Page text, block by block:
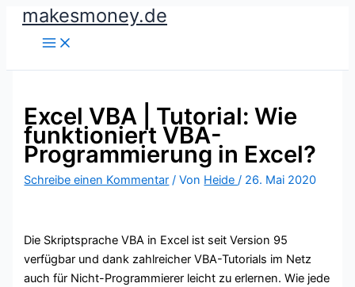
Zummakesmoney.de
Excel VBA | Tutorial: Wie
funktioniert VBA-
Programmierung in Excel?
Schreibe einen Kommentar / Von Heide/ 26. Mai 2020
Die Skriptsprache VBA in Excel ist seit Version 95
verfügbar und dank zahlreicher VBA-Tutorials im Netz
auch für Nicht-Programmierer leicht zu erlernen. Wie jede